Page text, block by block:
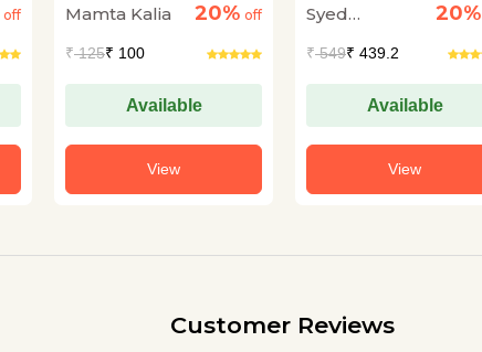
off
Mamta Kalia
20% off
₹125₹ 100
Available
View
Syed
20%
₹549₹ 439.2
Available
View
Customer Reviews